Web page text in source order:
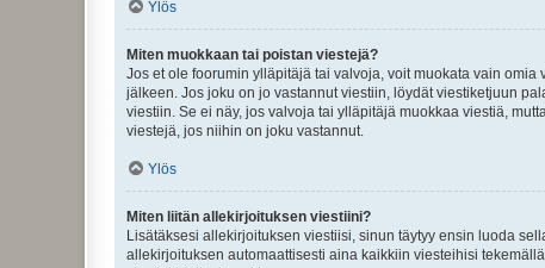
Ylös
Miten muokkaan tai poistan viestejä?
Jos et ole foorumin ylläpitäjä tai valvoja, voit muokata vain
jälkeen. Jos joku on jo vastannut viestiin, löydät viestiketjuun
viestiin. Se ei näy, jos valvoja tai ylläpitäjä muokkaa viestiä,
viestejä, jos niihin on joku vastannut.
Ylös
Miten liitän allekirjoituksen viestiini?
Lisätäksesi allekirjoituksen viestiisi, sinun täytyy ensin luoda
allekirjoituksen automaattisesti aina kaikkiin viesteihisi